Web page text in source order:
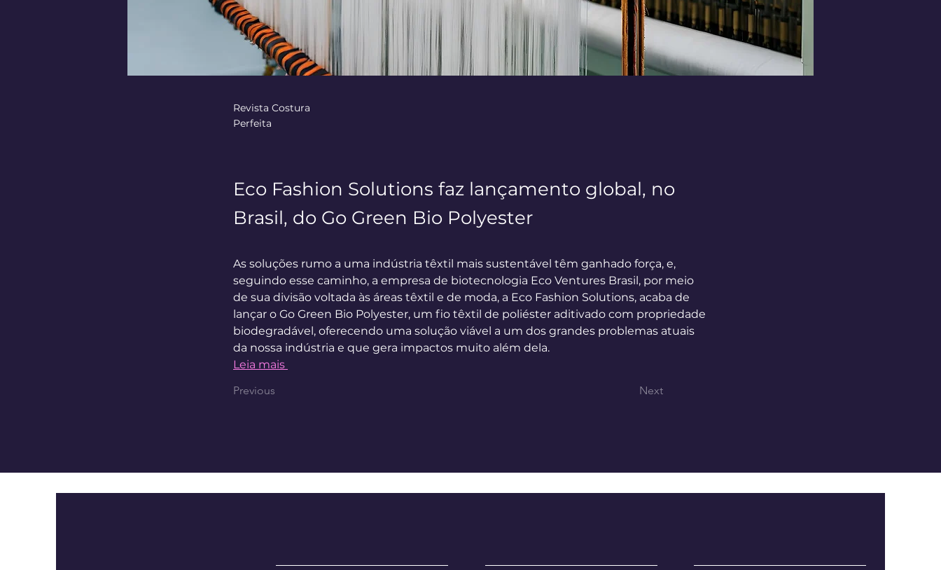
Revista Costura
Perfeita
Eco Fashion Solutions faz lançamento global, no
Brasil, do Go Green Bio Polyester
As soluções rumo a uma indústria têxtil mais sustentável têm ganhado força, e,
seguindo esse caminho, a empresa de biotecnologia Eco Ventures Brasil, por meio
de sua divisão voltada às áreas têxtil e de moda, a Eco Fashion Solutions, acaba de
lançar o Go Green Bio Polyester, um fio têxtil de poliéster aditivado com propriedade
biodegradável, oferecendo uma solução viável a um dos grandes problemas atuais
da nossa indústria e que gera impactos muito além dela.
Leia mais
Previous
Next